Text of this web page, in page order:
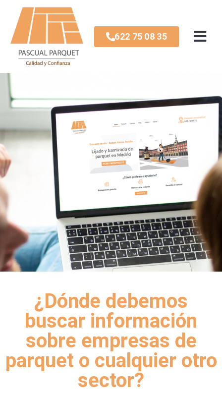
622 75 08 35
¿Dónde debemos
buscar información
sobre empresas de
parquet o cualquier otro
sector?